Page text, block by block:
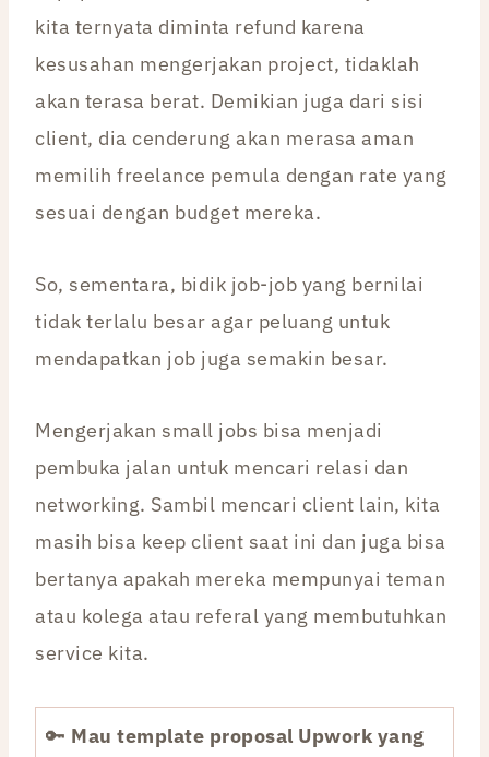
kita ternyata diminta refund karena
kesusahan mengerjakan project, tidaklah
akan terasa berat. Demikian juga dari sisi
client, dia cenderung akan merasa aman
memilih freelance pemula dengan rate yang
sesuai dengan budget mereka.
So, sementara, bidik job-job yang bernilai
tidak terlalu besar agar peluang untuk
mendapatkan job juga semakin besar.
Mengerjakan small jobs bisa menjadi
pembuka jalan untuk mencari relasi dan
networking. Sambil mencari client lain, kita
masih bisa keep client saat ini dan juga bisa
bertanya apakah mereka mempunyai teman
atau kolega atau referal yang membutuhkan
service kita.
🔑 Mau template proposal Upwork yang